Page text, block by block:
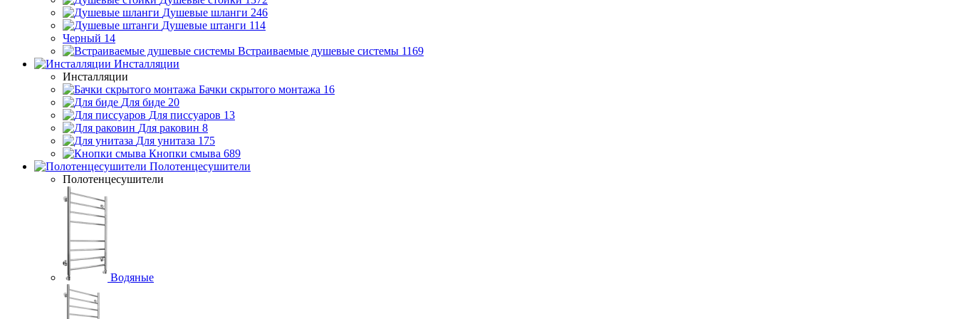
Душевые шланги 246
Душевые штанги 114
Черный 14
Встраиваемые душевые системы 1169
Инсталляции
Инсталляции
Бачки скрытого монтажа 16
Для биде 20
Для писсуаров 13
Для раковин 8
Для унитаза 175
Кнопки смыва 689
Полотенцесушители
Полотенцесушители
Водяные